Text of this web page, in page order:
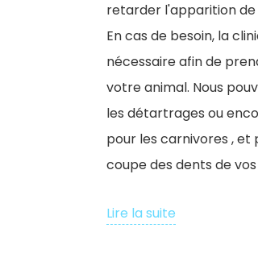
retarder l'apparition de
En cas de besoin, la
nécessaire afin de
votre animal. Nous
les détartrages ou
pour les carnivores , et
coupe des dents de
Lire la suite